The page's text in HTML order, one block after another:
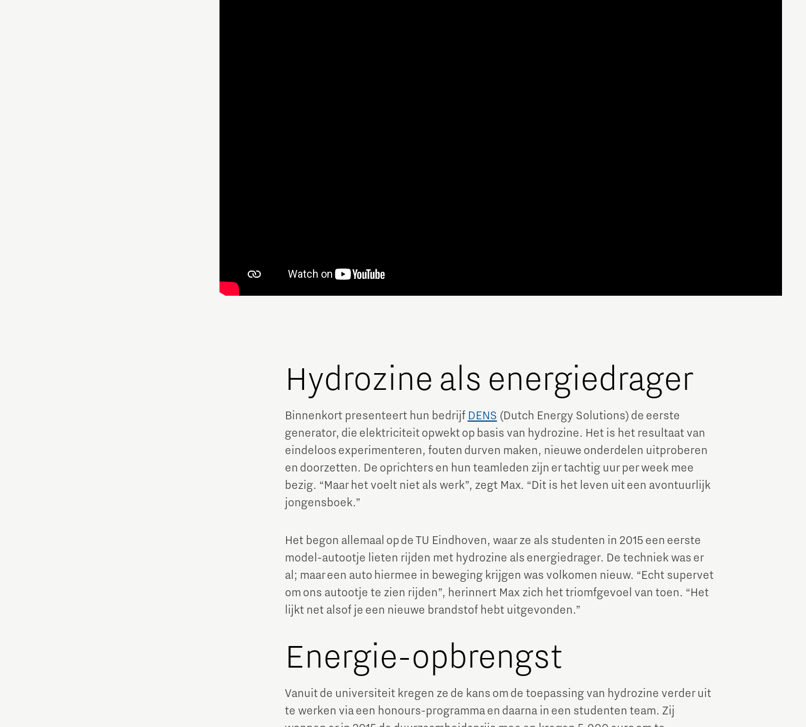
Hydrozine als energiedrager
Binnenkort presenteert hun bedrijf DENS (Dutch Energy Solutions) de eerste
generator, die elektriciteit opwekt op basis van hydrozine. Het is het resultaat van
eindeloos experimenteren, fouten durven maken, nieuwe onderdelen uitproberen
en doorzetten. De oprichters en hun teamleden zijn er tachtig uur per week mee
bezig. “Maar het voelt niet als werk”, zegt Max. “Dit is het leven uit een avontuurlijk
jongensboek.”
Het begon allemaal op de TU Eindhoven, waar ze als studenten in 2015 een eerste
model-autootje lieten rijden met hydrozine als energiedrager. De techniek was er
al; maar een auto hiermee in beweging krijgen was volkomen nieuw. “Echt supervet
om ons autootje te zien rijden”, herinnert Max zich het triomfgevoel van toen. “Het
lijkt net alsof je een nieuwe brandstof hebt uitgevonden.”
Energie-opbrengst
Vanuit de universiteit kregen ze de kans om de toepassing van hydrozine verder uit
te werken via een honours-programma en daarna in een studenten team. Zij